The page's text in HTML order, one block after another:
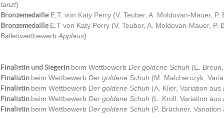
tanzt)
BronzemedailleE.T. von Katy Perry (V. Teuber, A. Moldovan-Mauer,
BronzemedailleE.T von Katy Perry (V. Teuber, A. Moldovan-Mauer,
Ballettwettbewerb Applaus)
Finalistin und Siegerin beim Wettbewerb Der goldene Schuh (E.
Finalistin beim Wettbewerb Der goldene Schuh (M. Malcherczyk,
Finalistin beim Wettbewerb Der goldene Schuh (A. Klier, Variation aus
Finalistin beim Wettbewerb Der goldene Schuh (L. Kroll, Variation aus
Finalistin beim Wettbewerb Der goldene Schuh (P. Brückner, Variation